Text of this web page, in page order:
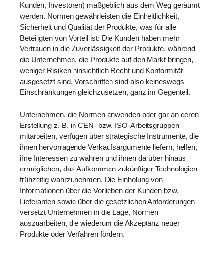
Kunden, Investoren) maßgeblich aus dem Weg geräumt
werden. Normen gewährleisten die Einheitlichkeit,
Sicherheit und Qualität der Produkte, was für alle
Beteiligten von Vorteil ist: Die Kunden haben mehr
Vertrauen in die Zuverlässigkeit der Produkte, während
die Unternehmen, die Produkte auf den Markt bringen,
weniger Risiken hinsichtlich Recht und Konformität
ausgesetzt sind. Vorschriften sind also keineswegs
Einschränkungen gleichzusetzen, ganz im Gegenteil.
Unternehmen, die Normen anwenden oder gar an deren
Erstellung z. B. in CEN- bzw. ISO-Arbeitsgruppen
mitarbeiten, verfügen über strategische Instrumente, die
ihnen hervorragende Verkaufsargumente liefern, helfen,
ihre Interessen zu wahren und ihnen darüber hinaus
ermöglichen, das Aufkommen zukünftiger Technologien
frühzeitig wahrzunehmen. Die Einholung von
Informationen über die Vorlieben der Kunden bzw.
Lieferanten sowie über die gesetzlichen Anforderungen
versetzt Unternehmen in die Lage, Normen
auszuarbeiten, die wiederum die Akzeptanz neuer
Produkte oder Verfahren fördern.